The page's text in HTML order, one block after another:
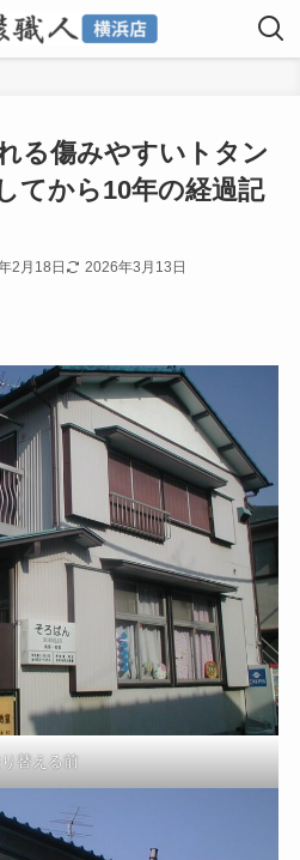
る傷みやすいトタン
てから10年の経過記
2月18日 2026年3月13日
替える前